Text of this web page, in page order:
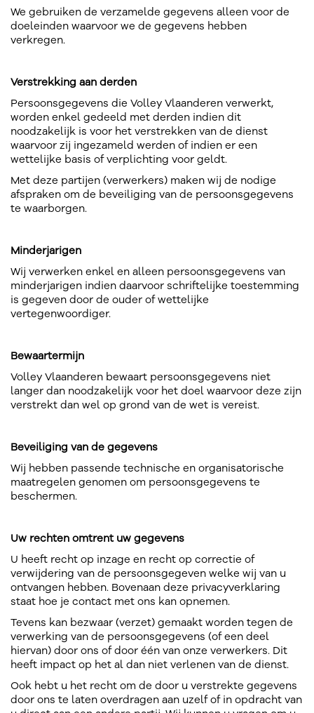
We gebruiken de verzamelde gegevens alleen voor de
doeleinden waarvoor we de gegevens hebben
verkregen.
Verstrekking aan derden
Persoonsgegevens die Volley Vlaanderen verwerkt,
worden enkel gedeeld met derden indien dit
noodzakelijk is voor het verstrekken van de dienst
waarvoor zij ingezameld werden of indien er een
wettelijke basis of verplichting voor geldt.
Met deze partijen (verwerkers) maken wij de nodige
afspraken om de beveiliging van de persoonsgegevens
te waarborgen.
Minderjarigen
Wij verwerken enkel en alleen persoonsgegevens van
minderjarigen indien daarvoor schriftelijke toestemming
is gegeven door de ouder of wettelijke
vertegenwoordiger.
Bewaartermijn
Volley Vlaanderen bewaart persoonsgegevens niet
langer dan noodzakelijk voor het doel waarvoor deze zijn
verstrekt dan wel op grond van de wet is vereist.
Beveiliging van de gegevens
Wij hebben passende technische en organisatorische
maatregelen genomen om persoonsgegevens te
beschermen.
Uw rechten omtrent uw gegevens
U heeft recht op inzage en recht op correctie of
verwijdering van de persoonsgegeven welke wij van u
ontvangen hebben. Bovenaan deze privacyverklaring
staat hoe je contact met ons kan opnemen.
Tevens kan bezwaar (verzet) gemaakt worden tegen de
verwerking van de persoonsgegevens (of een deel
hiervan) door ons of door één van onze verwerkers. Dit
heeft impact op het al dan niet verlenen van de dienst.
Ook hebt u het recht om de door u verstrekte gegevens
door ons te laten overdragen aan uzelf of in opdracht van